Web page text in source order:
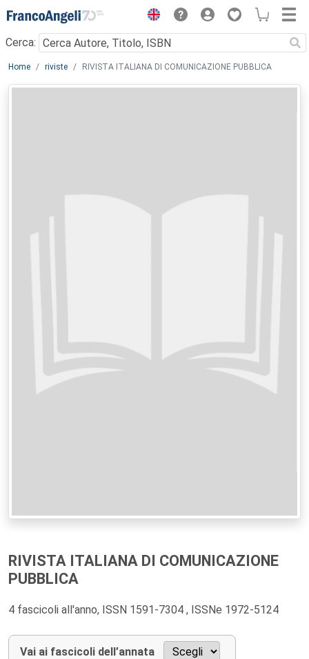
Menu
Cerca:
Main content
Home riviste RIVISTA ITALIANA DI COMUNICAZIONE PUBBLICA
RIVISTA ITALIANA DI COMUNICAZIONE
PUBBLICA
4 fascicoli all'anno, ISSN 1591-7304 , ISSNe 1972-5124
Vai ai fascicoli dell’annata